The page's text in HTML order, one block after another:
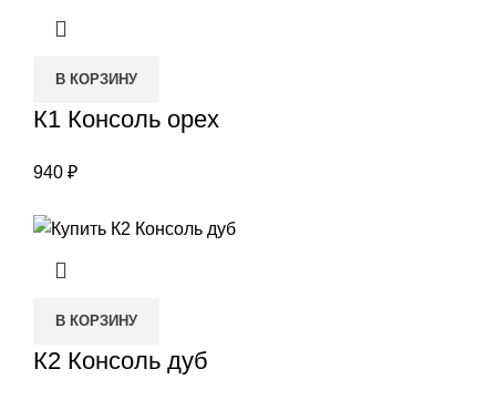
В КОРЗИНУ
К1 Консоль орех
940 ₽
В КОРЗИНУ
К2 Консоль дуб